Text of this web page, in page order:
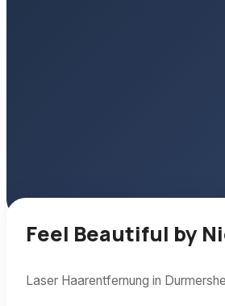
Feel Beautiful by
Laser Haarentfernung in